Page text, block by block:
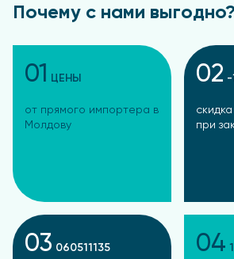
Почему с нами выгодно?
01 ЦЕНЫ
от прямого импортера в
Молдову
02 -
при
03 060511135 04